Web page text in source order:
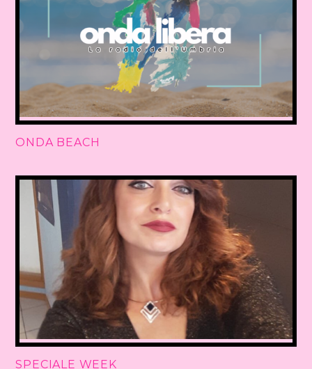
ONDA BEACH
SPECIALE WEEK